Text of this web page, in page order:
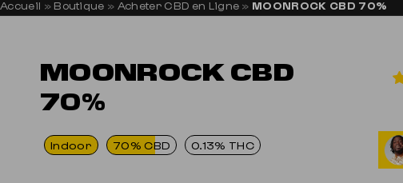
Accueil » Boutique » Acheter CBD en Ligne » MOONROCK CBD 70%
MOONROCK CBD
70%
Indoor 70% CBD 0.13% THC